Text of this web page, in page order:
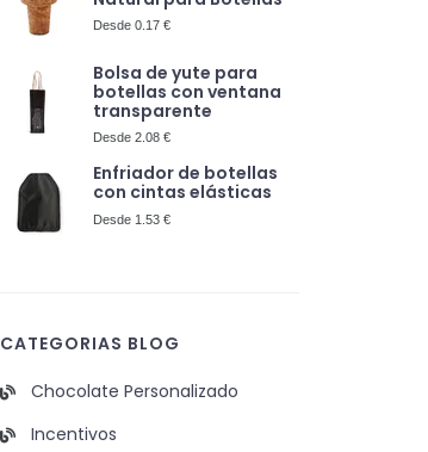
Desde 0.17 €
Bolsa de yute para
botellas con ventana
transparente
Desde 2.08 €
Enfriador de botellas
con cintas elásticas
Desde 1.53 €
CATEGORIAS BLOG
Chocolate Personalizado
Incentivos